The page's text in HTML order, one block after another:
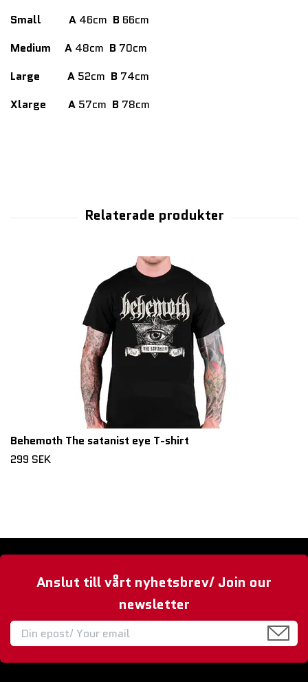
Small
A 46cm B 66cm
Medium
A 48cm B 70cm
Large
A 52cm B 74cm
Xlarge
A 57cm B 78cm
Behemoth The satanist eye T-shirt
299 SEK
Anslut till vårt nyhetsbrev/ Join our
newsletter